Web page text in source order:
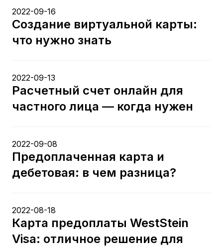
2022-09-16
Создание виртуальной карты:
что нужно знать
2022-09-13
Расчетный счет онлайн для
частного лица — когда нужен
2022-09-08
Предоплаченная карта и
дебетовая: в чем разница?
2022-08-18
Карта предоплаты WestStein
Visa: отличное решение для